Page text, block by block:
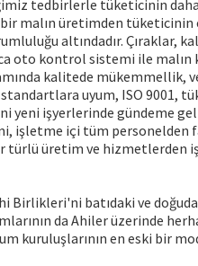
tedbirlerle tüketicinin
malın üretimden
altındadır. Çıraklar,
oto kontrol sistemi ile
kalitede mükemmellik,
uyum, ISO 9001,
yeni işyerlerinde gündeme
işletme içi tüm personelden
türlü üretim ve hizmetlerden
Birlikleri'ni batıdaki ve
da Ahiler üzerinde
kuruluşlarının en eski bir